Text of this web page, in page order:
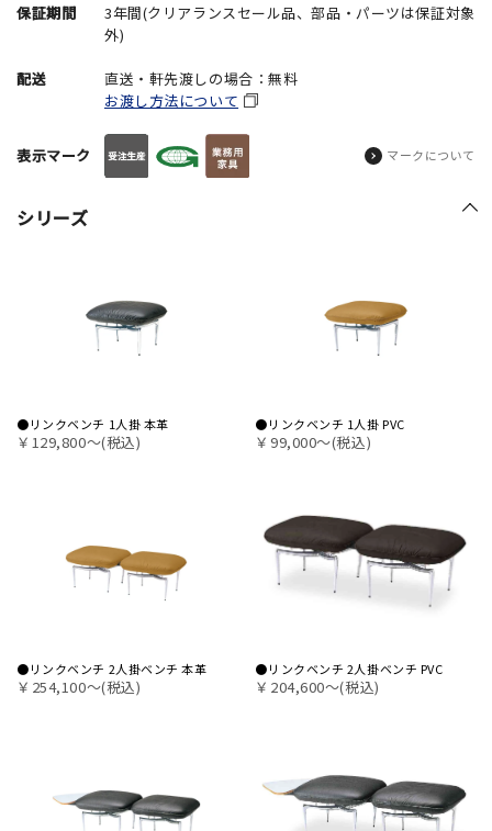
保証期間
3年間(クリアランスセール品、部品・パーツは保証対象
外)
配送
直送・軒先渡しの場合：無料
お渡し方法について
表示マーク マークについて
シリーズ
●リンクベンチ 1人掛 本革
￥129,800〜(税込)
●リンクベンチ 1人掛 PVC
￥99,000〜(税込)
●リンクベンチ 2人掛ベンチ 本革
￥254,100〜(税込)
●リンクベンチ 2人掛ベンチ PVC
￥204,600〜(税込)